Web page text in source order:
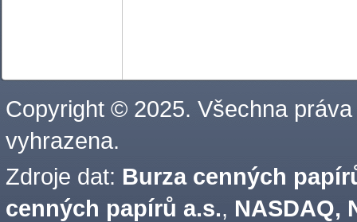
Copyright © 2025. Všechna práva
vyhrazena.
Zdroje dat: Burza cenných
cenných papírů a.s., NASDAQ,